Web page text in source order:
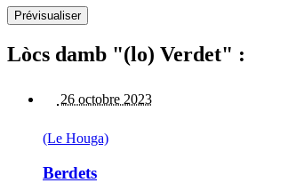
Lòcs damb "(lo) Verdet" :
26 octobre 2023
(Le Houga)
Berdets